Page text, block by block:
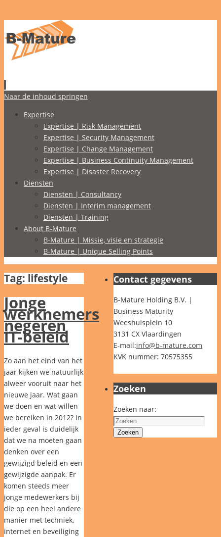
Naar de inhoud springen
Expertise
Expertise | Risk Management
Expertise | Security Management
Expertise | Change Management
Expertise | Business Continuity Management
Expertise | Disaster Recovery
Diensten
Diensten | Consultancy
Diensten | Interim management
Diensten | Training
About B-Mature
B-Mature | Missie, visie en strategie
B-Mature | Unique Selling Points
Tag: lifestyle
Jonge
werknemers
negeren
IT-beleid
Zo aan het eind van het
jaar kijken we natuurlijk
alweer vooruit naar het
nieuwe jaar. Wat gaan
we doen en wat willen
we bereiken in 2012? In
ieder geval is duidelijk
dat we na moeten gaan
denken over een
gewijzigd beleid en een
gewijzigde aanpak. Er
komen steeds meer
jonge medewerkers bij
die op een heel andere
manier met techniek,
internet en beveiliging
Contact gegevens
B-Mature Holding B.V. |
Business Maturity
Weeshuisplein 10
3131 CX Vlaardingen
E-mail:info@b-mature.com
KVK nummer: 70575355
Zoeken
Zoeken naar:
Zoeken